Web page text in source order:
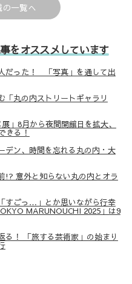
の一覧へ
をオススメしています
だった！ 「写真」を通して出
「丸の内ストリートギャラリ
」8月から夜間開館日を拡大、
きる！
デン、時間を忘れる丸の内・大
!? 意外と知らない丸の内とオラ
すごっ…」とか思いながら行幸
MARUNOUCHI 2025」は9
る！ 「旅する芸術家」の始まり